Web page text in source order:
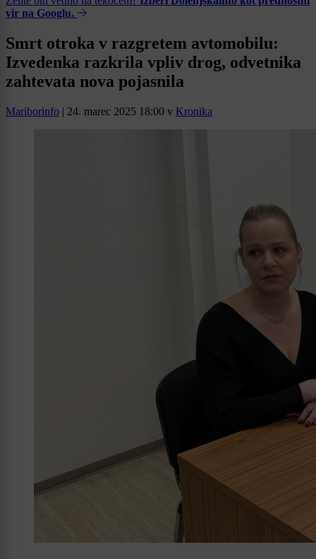
vir na Googlu.
Smrt otroka v razgretem avtomobilu:
Izvedenka razkrila vpliv drog, odvetnika
zahtevata nova pojasnila
Mariborinfo | 24. marec 2025 18:00 v Kronika